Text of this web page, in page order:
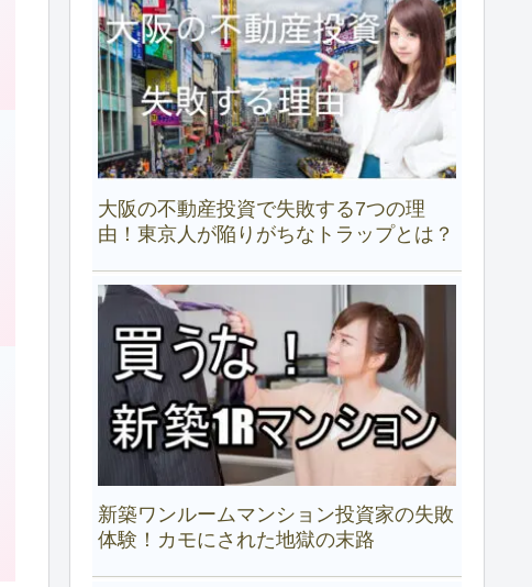
大阪の不動産投資で失敗する7つの理
由！東京人が陥りがちなトラップとは？
新築ワンルームマンション投資家の失敗
体験！カモにされた地獄の末路